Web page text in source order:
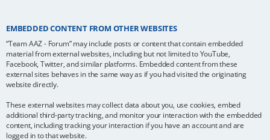
EMBEDDED CONTENT FROM OTHER WEBSITES
“Team AAZ - Forum” may include posts or content that contain embedded
material from external websites, including but not limited to YouTube,
Facebook, Twitter, and similar platforms. Embedded content from these
external sites behaves in the same way as if you had visited the originating
website directly.
These external websites may collect data about you, use cookies, embed
additional third-party tracking, and monitor your interaction with the embedded
content, including tracking your interaction if you have an account and are
logged in to that website.